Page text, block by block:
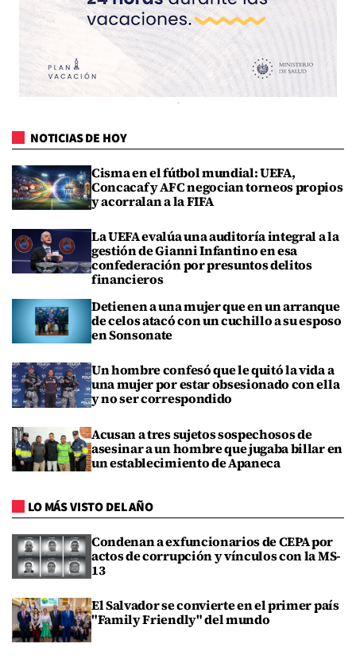
NOTICIAS DE HOY
Cisma en el fútbol mundial: UEFA,
Concacaf y AFC negocian torneos propios
y acorralan a la FIFA
La UEFA evalúa una auditoría integral a la
gestión de Gianni Infantino en esa
confederación por presuntos delitos
financieros
Detienen a una mujer que en un arranque
de celos atacó con un cuchillo a su esposo
en Sonsonate
Un hombre confesó que le quitó la vida a
una mujer por estar obsesionado con ella
y no ser correspondido
Acusan a tres sujetos sospechosos de
asesinar a un hombre que jugaba billar en
un establecimiento de Apaneca
LO MÁS VISTO DEL AÑO
Condenan a exfuncionarios de CEPA por
actos de corrupción y vínculos con la MS-
13
El Salvador se convierte en el primer país
"Family Friendly" del mundo